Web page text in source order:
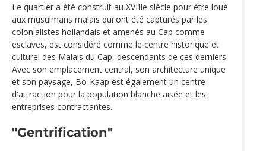
Le quartier a été construit au XVIIIe siècle pour être loué
aux musulmans malais qui ont été capturés par les
colonialistes hollandais et amenés au Cap comme
esclaves, est considéré comme le centre historique et
culturel des Malais du Cap, descendants de ces derniers.
Avec son emplacement central, son architecture unique
et son paysage, Bo-Kaap est également un centre
d'attraction pour la population blanche aisée et les
entreprises contractantes.
"Gentrification"